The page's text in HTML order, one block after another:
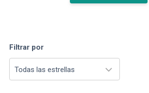
Filtrar por
Todas las estrellas